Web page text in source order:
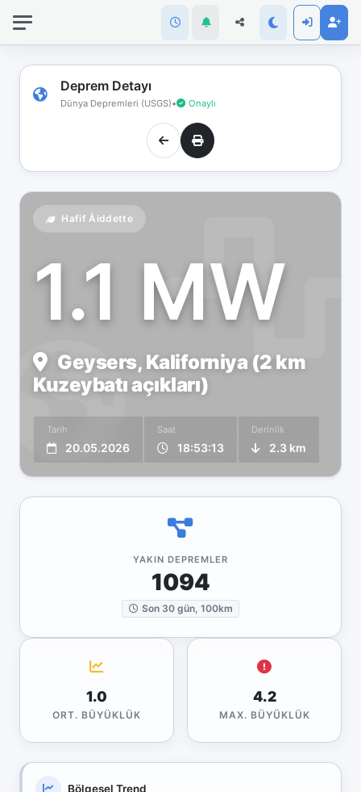
Deprem Detayı
Dünya Depremleri (USGS)• Onaylı
Hafif Åiddette
1.1 MW
Geysers, Kaliforniya (2 km
Kuzeybatı açıkları)
Tarih
20.05.2026
Saat
18:53:13
Derinlik
2.3 km
YAKIN DEPREMLER
1094
Son 30 gün, 100km
1.0
ORT. BÜYÜKLÜK
4.2
MAX. BÜYÜKLÜK
Bölgesel Trend
bağlantınız
koptu!
Çevrimdışı
moddasınız.